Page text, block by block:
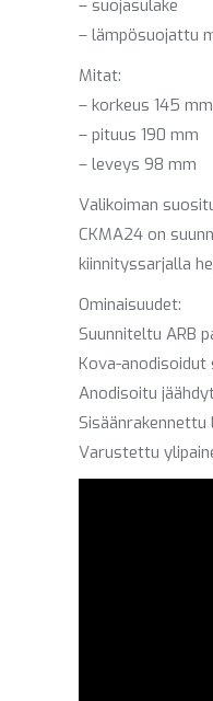
– suojasulake
– lämpösuojattu
Mitat:
– korkeus 145 mm
– pituus 190 mm
– leveys 98 mm
Valikoiman
CKMA24 on
kiinnityssarjalla
Ominaisuudet:
Suunniteltu ARB
Kova-
Anodisoitu
Varustettu